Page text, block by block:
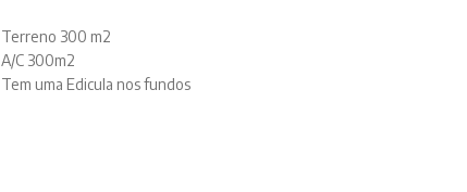
Terreno 300 m2
A/C 300m2
Tem uma Edicula nos fundos